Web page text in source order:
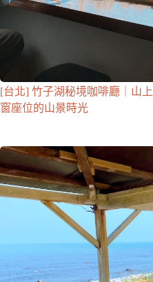
[台北] 竹子湖秘境咖啡廳｜山
窗座位的山景時光